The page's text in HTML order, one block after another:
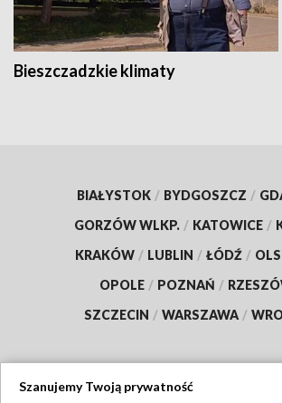
Bieszczadzkie klimaty
BIAŁYSTOK / BYDGOSZCZ /
GORZÓW WLKP. / KATOWICE /
KRAKÓW / LUBLIN / ŁÓDŹ /
OPOLE / POZNAŃ /
SZCZECIN / WARSZAWA /
Szanujemy Twoją prywatność